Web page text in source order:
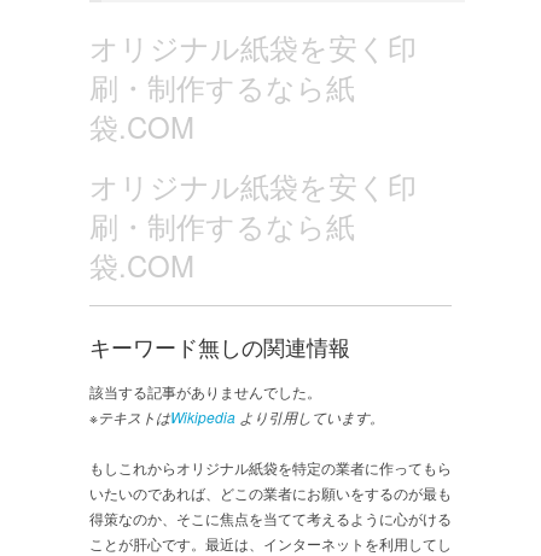
オリジナル紙袋を安く印
刷・制作するなら紙
袋.COM
オリジナル紙袋を安く印
刷・制作するなら紙
袋.COM
キーワード無しの関連情報
該当する記事がありませんでした。
※テキストはWikipedia より引用しています。
もしこれからオリジナル紙袋を特定の業者に作ってもら
いたいのであれば、どこの業者にお願いをするのが最も
得策なのか、そこに焦点を当てて考えるように心がける
ことが肝心です。最近は、インターネットを利用してし